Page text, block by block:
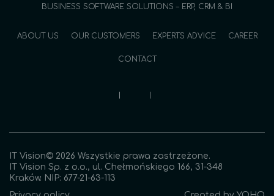
BUSINESS SOFTWARE SOLUTIONS – ERP, CRM & BI
ABOUT US OUR CUSTOMERS EXPERTS ADVICE CAREER
CONTACT
IT Vision© 2026 Wszystkie prawa zastrzeżone.
IT Vision Sp. z o.o., ul. Chełmońskiego 166, 31-348
Kraków. NIP: 677-21-63-113